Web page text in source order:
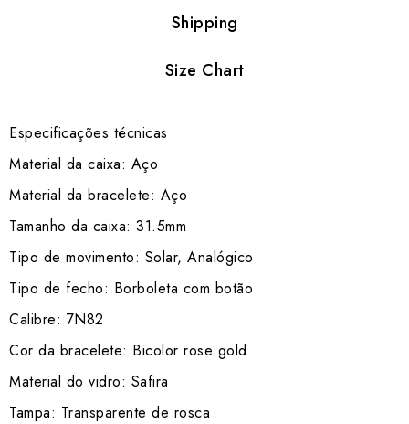
Shipping
Size Chart
Especificações técnicas
Material da caixa: Aço
Material da bracelete: Aço
Tamanho da caixa: 31.5mm
Tipo de movimento: Solar, Analógico
Tipo de fecho: Borboleta com botão
Calibre: 7N82
Cor da bracelete: Bicolor rose gold
Material do vidro: Safira
Tampa: Transparente de rosca